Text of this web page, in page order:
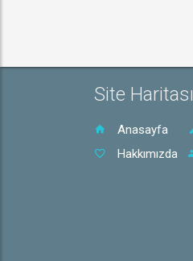
Site Haritası
Anasayfa
Hakkımızda